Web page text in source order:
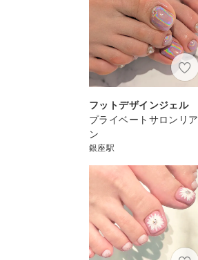
フットデザインジェル
プライベートサロンリア
ン
銀座駅